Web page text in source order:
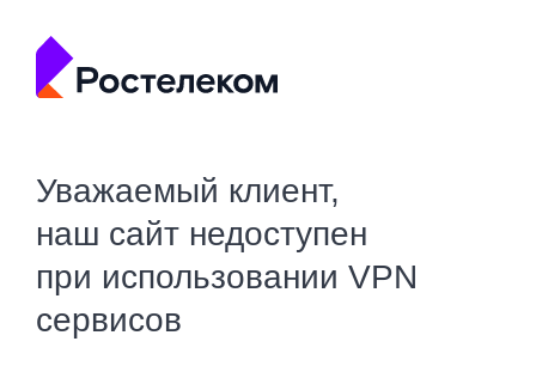
Уважаемый клиент,
наш сайт недоступен
при использовании VPN
сервисов